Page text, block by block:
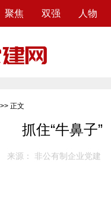
聚焦 双强 人物
>> 正文
抓住“牛鼻子”
来源： 非公有制企业党建